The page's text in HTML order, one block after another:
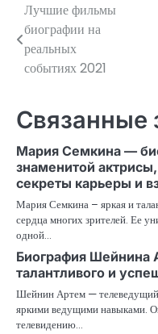
Навигация
по
записям
Лучшие фильмы
биографии на
реальных
событиях 2021
Связанные
Мария Семкина —
знаменитой
секреты карьеры и
Мария Семкина – яркая и
сердца многих зрителей. Ее
одной…
Биография Шейнина
талантливого и
Шейнин Артем —
яркими ведущими навыками.
телевидению…